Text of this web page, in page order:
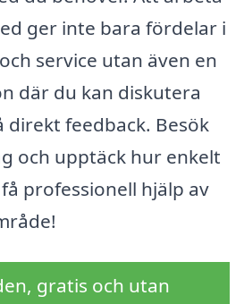
ger inte bara fördelar i
service utan även en
där du kan diskutera
direkt feedback. Besök
och upptäck hur enkelt
professionell hjälp av
gratis och utan